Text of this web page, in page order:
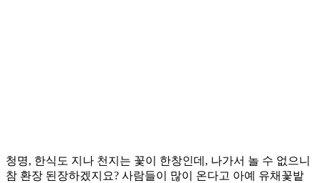
청명, 한식도 지나 천지는 꽃이 한창인데, 나가서 놀 수 없으니
참 환장 된장하겠지요? 사람들이 많이 온다고 아예 유채꽃밭